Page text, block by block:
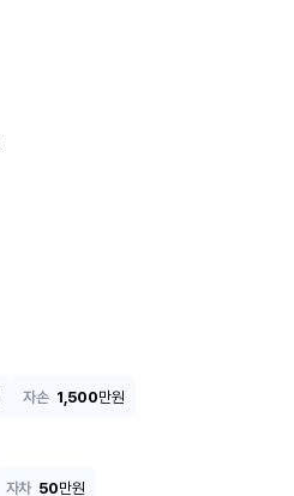
자손 1,500만원
자차 50만원